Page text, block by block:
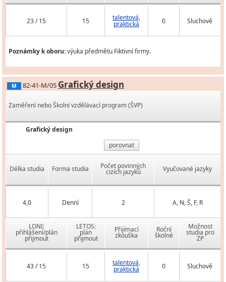
23 / 15 15 talentová,
praktická 0 Sluchově
Poznámky k oboru:výuka předmětu Fiktivní firmy.
M 82-41-M/05 Grafický design
Zaměření nebo Školní vzdělávací program (ŠVP)
Grafický design
porovnat
Délka studia Forma studia Počet povinných
cizích jazyků Vyučované jazyky
4,0 Denní 2 A, N, Š, F, R
LONI:
přihlášení/plán
přijmout
LETOS:
plán
přijmout
Přijímací
zkouška
Roční
školné
Možnost
studia pro
ZP
43 / 15 15 talentová,
praktická 0 Sluchově